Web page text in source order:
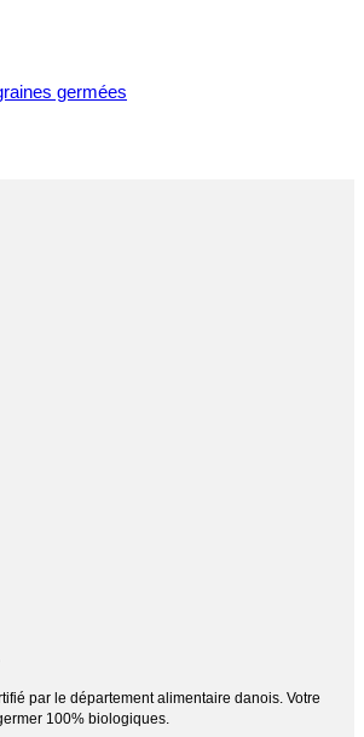
germées
par le département alimentaire danois. Votre
100% biologiques.